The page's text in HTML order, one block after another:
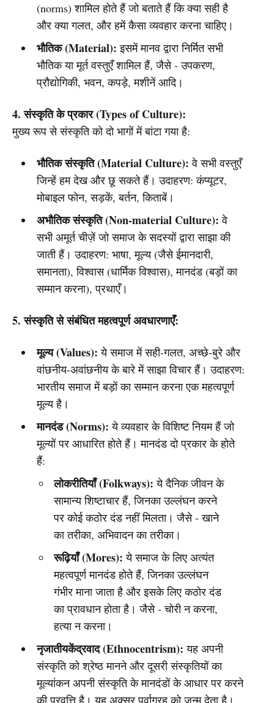
(norms) शामिल होते हैं जो बताते हैं कि क्या सही है
और क्या गलत, और हमें कैसा व्यवहार करना चाहिए।
भौतिक (Material): इसमें मानव द्वारा निर्मित सभी
भौतिक या मूर्त वस्तुएँ शामिल हैं, जैसे - उपकरण,
प्रौद्योगिकी, भवन, कपड़े, मशीनें आदि।
4. संस्कृति के प्रकार (Types of Culture):
मुख्य रूप से संस्कृति को दो भागों में बांटा गया है:
भौतिक संस्कृति (Material Culture): वे सभी वस्तुएँ
जिन्हें हम देख और छू सकते हैं। उदाहरण: कंप्यूटर,
मोबाइल फोन, सड़कें, बर्तन, किताबें।
अभौतिक संस्कृति (Non-material Culture): वे
सभी अमूर्त चीज़ें जो समाज के सदस्यों द्वारा साझा की
जाती हैं। उदाहरण: भाषा, मूल्य (जैसे ईमानदारी,
समानता), विश्वास (धार्मिक विश्वास), मानदंड (बड़ों का
सम्मान करना), प्रथाएँ।
5. संस्कृति से संबंधित महत्वपूर्ण अवधारणाएँ:
मूल्य (Values): ये समाज में सही-गलत, अच्छे-बुरे और
वांछनीय-अवांछनीय के बारे में साझा विचार हैं। उदाहरण:
भारतीय समाज में बड़ों का सम्मान करना एक महत्वपूर्ण
मूल्य है।
मानदंड (Norms): ये व्यवहार के विशिष्ट नियम हैं जो
मूल्यों पर आधारित होते हैं। मानदंड दो प्रकार के होते
हैं:
लोकरीतियाँ (Folkways): ये दैनिक जीवन के
सामान्य शिष्टाचार हैं, जिनका उल्लंघन करने
पर कोई कठोर दंड नहीं मिलता। जैसे - खाने
का तरीका, अभिवादन का तरीका।
रूढ़ियाँ (Mores): ये समाज के लिए अत्यंत
महत्वपूर्ण मानदंड होते हैं, जिनका उल्लंघन
गंभीर माना जाता है और इसके लिए कठोर दंड
का प्रावधान होता है। जैसे - चोरी न करना,
हत्या न करना।
नृजातीयकेंद्रवाद (Ethnocentrism): यह अपनी
संस्कृति को श्रेष्ठ मानने और दूसरी संस्कृतियों का
मूल्यांकन अपनी संस्कृति के मानदंडों के आधार पर करने
की प्रवृत्ति है। यह अक्सर पूर्वाग्रह को जन्म देता है।